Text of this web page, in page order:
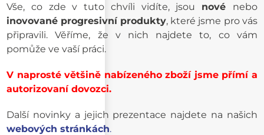
Vše, co zde v tuto chvíli vidíte, jsou nové nebo
inovované progresivní produkty, které jsme pro vás
připravili. Věříme, že v nich najdete to, co vám
pomůže ve vaší práci.
V naprosté většině nabízeného zboží jsme přímí a
autorizovaní dovozci.
Další novinky a jejich prezentace najdete na našich
webových stránkách.